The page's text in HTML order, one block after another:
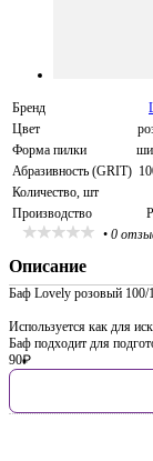
Бренд
Цвет
Форма пилки
Абразивность (GRIT)
Количество, шт
Производство
• 0
Описание
Баф Lovely розовый 100/
Используется как для
Баф подходит для
90₽